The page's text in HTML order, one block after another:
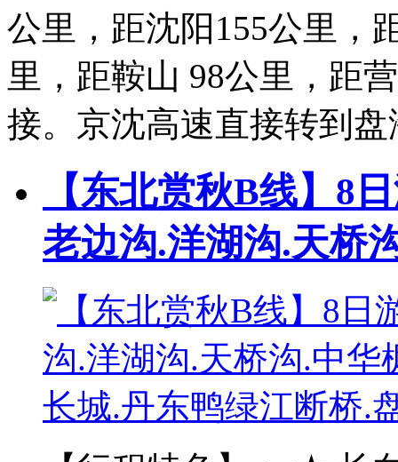
公里，距沈阳155公里，
里，距鞍山 98公里，距
接。京沈高速直接转到
【东北赏秋B线】8
老边沟.洋湖沟.天桥